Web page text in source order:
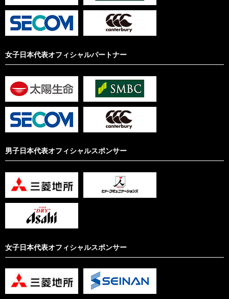
女子日本代表オフィシャルパートナー
男子日本代表オフィシャルスポンサー
女子日本代表オフィシャルスポンサー